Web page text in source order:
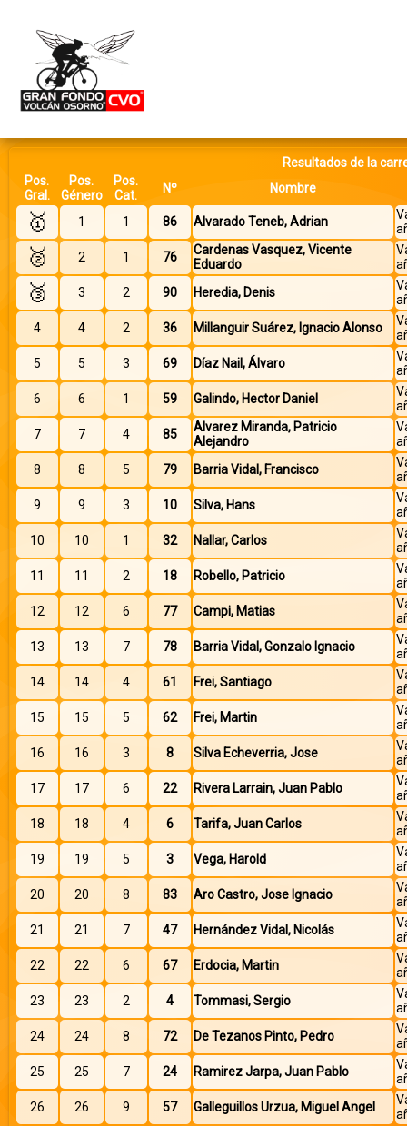
Resultados de la
Pos.
Gral.
Pos.
Género
Pos.
Cat.
Nº Nombre
🥇 1 1 86 Alvarado Teneb, Adrian
🥈 2 1 76
Cardenas Vasquez, Vicente
Eduardo
🥉 3 2 90 Heredia, Denis
4
4 2 36 Millanguir Suárez, Ignacio Alonso
5
5 3 69 Díaz Nail, Álvaro
6
6 1 59 Galindo, Hector Daniel
7
7 4 85
Alvarez Miranda, Patricio
Alejandro
8
8 5 79 Barria Vidal, Francisco
9
9 3 10 Silva, Hans
10
10 1 32 Nallar, Carlos
11
11 2 18 Robello, Patricio
12
12 6 77 Campi, Matias
13
13 7 78 Barria Vidal, Gonzalo Ignacio
14
14 4 61 Frei, Santiago
15
15 5 62 Frei, Martin
16
16 3 8 Silva Echeverria, Jose
17
17 6 22 Rivera Larrain, Juan Pablo
18
18 4 6 Tarifa, Juan Carlos
19
19 5 3 Vega, Harold
20
20 8 83 Aro Castro, Jose Ignacio
21
21 7 47 Hernández Vidal, Nicolás
22
22 6 67 Erdocia, Martin
23
23 2 4 Tommasi, Sergio
24
24 8 72 De Tezanos Pinto, Pedro
25
25 7 24 Ramirez Jarpa, Juan Pablo
26
26 9 57 Galleguillos Urzua, Miguel Angel